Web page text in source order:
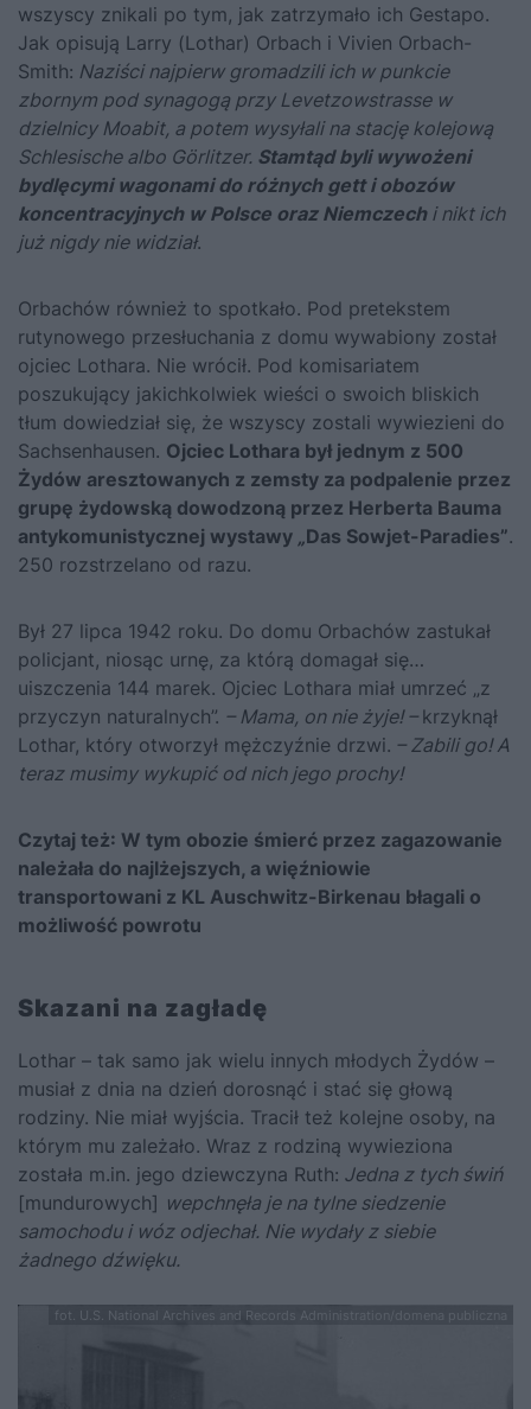
wszyscy znikali po tym, jak zatrzymało ich Gestapo.
Jak opisują Larry (Lothar) Orbach i Vivien Orbach-
Smith: Naziści najpierw gromadzili ich w punkcie
zbornym pod synagogą przy Levetzowstrasse w
dzielnicy Moabit, a potem wysyłali na stację kolejową
Schlesische albo Görlitzer. Stamtąd byli wywożeni
bydlęcymi wagonami do różnych gett i obozów
koncentracyjnych w Polsce oraz Niemczechi nikt ich
już nigdy nie widział.
Orbachów również to spotkało. Pod pretekstem
rutynowego przesłuchania z domu wywabiony został
ojciec Lothara. Nie wrócił. Pod komisariatem
poszukujący jakichkolwiek wieści o swoich bliskich
tłum dowiedział się, że wszyscy zostali wywiezieni do
Sachsenhausen. Ojciec Lothara był jednym z 500
Żydów aresztowanych z zemsty za podpalenie przez
grupę żydowską dowodzoną przez Herberta Bauma
antykomunistycznej wystawy Das Sowjet-Paradies”.
250 rozstrzelano od razu.
Był 27 lipca 1942 roku. Do domu Orbachów zastukał
policjant, niosąc urnę, za którą domagał się…
uiszczenia 144 marek. Ojciec Lothara miał umrzeć „z
przyczyn naturalnych”. – Mama, on nie żyje! – krzyknął
Lothar, który otworzył mężczyźnie drzwi. – Zabili go! A
teraz musimy wykupić od nich jego prochy!
Czytaj też: W tym obozie śmierć przez zagazowanie
należała do najlżejszych, a więźniowie
transportowani z KL Auschwitz-Birkenau błagali o
możliwość powrotu
Skazani na zagładę
Lothar – tak samo jak wielu innych młodych Żydów –
musiał z dnia na dzień dorosnąć i stać się głową
rodziny. Nie miał wyjścia. Tracił też kolejne osoby, na
którym mu zależało. Wraz z rodziną wywieziona
została m.in. jego dziewczyna Ruth: Jedna z tych świń
[mundurowych] wepchnęła je na tylne siedzenie
samochodu i wóz odjechał. Nie wydały z siebie
żadnego dźwięku.
fot. U.S. National Archives and Records Administration/domena publiczna